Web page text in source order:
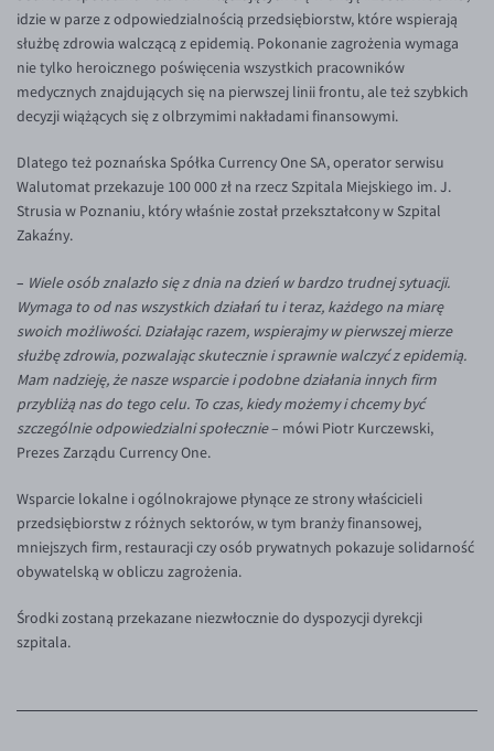
Inne pary walutowe
AUD/PLN
BGN/PLN
CAD/PLN
CNY/PLN
HKD/PLN
HUF/PLN
ILS/PLN
JPY/PLN
RON/PLN
SGD/PLN
TRY/PLN
ZAR/PLN
EUR/USD
EUR/GBP
EUR/CZK
EUR/NOK
Aplikacja mobilna
Bezpieczeństwo
Pomoc
Pomoc
FAQ
Konto i opłaty
Wymiana walut
Banki i przelewy
Przelewy zagraniczne
Poradnik
KONTAKT
Kontakt
Dla mediów
PL
idzie w parze z odpowiedzialnością przedsiębiorstw, które wspierają
służbę zdrowia walczącą z epidemią. Pokonanie zagrożenia wymaga
nie tylko heroicznego poświęcenia wszystkich pracowników
medycznych znajdujących się na pierwszej linii frontu, ale też szybkich
decyzji wiążących się z olbrzymimi nakładami finansowymi.
Dlatego też poznańska Spółka Currency One SA, operator serwisu
Walutomat przekazuje 100 000 zł na rzecz Szpitala Miejskiego im. J.
Strusia w Poznaniu, który właśnie został przekształcony w Szpital
Zakaźny.
– Wiele osób znalazło się z dnia na dzień w bardzo trudnej sytuacji.
Wymaga to od nas wszystkich działań tu i teraz, każdego na miarę
swoich możliwości. Działając razem, wspierajmy w pierwszej mierze
służbę zdrowia, pozwalając skutecznie i sprawnie walczyć z epidemią.
Mam nadzieję, że nasze wsparcie i podobne działania innych firm
przybliżą nas do tego celu. To czas, kiedy możemy i chcemy być
szczególnie odpowiedzialni społecznie– mówi Piotr Kurczewski,
Prezes Zarządu Currency One.
Wsparcie lokalne i ogólnokrajowe płynące ze strony właścicieli
przedsiębiorstw z różnych sektorów, w tym branży finansowej,
mniejszych firm, restauracji czy osób prywatnych pokazuje solidarność
obywatelską w obliczu zagrożenia.
Środki zostaną przekazane niezwłocznie do dyspozycji dyrekcji
szpitala.